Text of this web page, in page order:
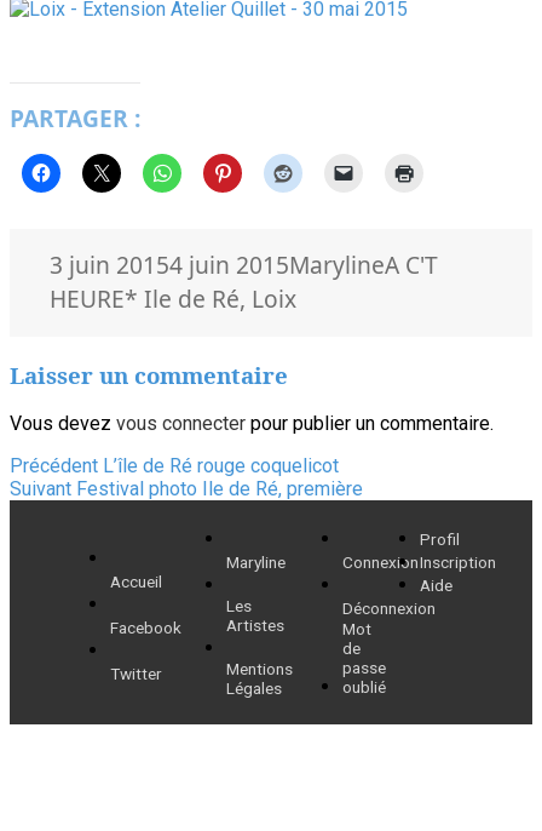
PARTAGER :
Publié
le
3 juin 20154 juin 2015Auteur
MarylineCatégories
A C'T
HEUREMots-
* Ile de Ré, Loix
Laisser un commentaire
Vous devez vous connecter pour publier un commentaire.
Navigation
de
l’article
Précédent Article
précédent :
L’île de Ré rouge coquelicot
Suivant Article
Festival photo Ile de Ré, première
Accueil
Facebook
Twitter
Maryline
Les
Artistes
Mentions
Légales
Connexion
Déconnexion
Mot
de
passe
oublié
Profil
Inscription
Aide